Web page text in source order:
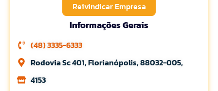
Reivindicar Empresa
Informações Gerais
(48) 3335-6333
Rodovia Sc 401, Florianópolis, 88032-005,
4153